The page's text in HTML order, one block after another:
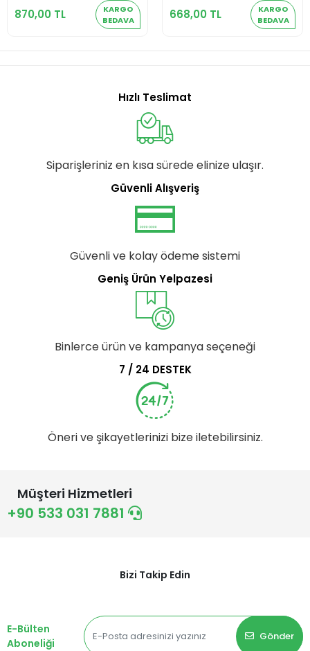
26 CM KIRMIZI
DC1.TR-2456
870,00 TL
KARGO
BEDAVA
RENDELİ AKRİLİK
4.6 LT 25 CM GRİ
668,00 TL
KARGO
BEDAVA
Hızlı Teslimat
Siparişleriniz en kısa sürede elinize ulaşır.
Güvenli Alışveriş
Güvenli ve kolay ödeme sistemi
Geniş Ürün Yelpazesi
Binlerce ürün ve kampanya seçeneği
7 / 24 DESTEK
Öneri ve şikayetlerinizi bize iletebilirsiniz.
Müşteri Hizmetleri
+90 533 031 7881
Bizi Takip Edin
E-Bülten
Aboneliği
Gönder